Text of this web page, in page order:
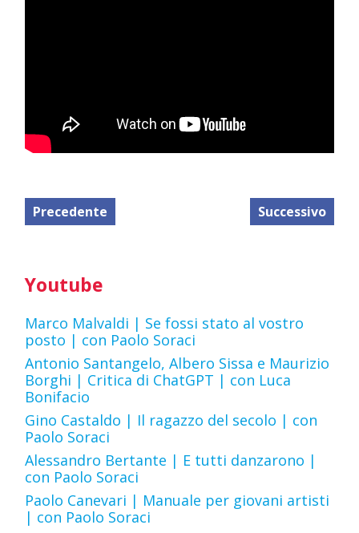
Precedente Successivo
Youtube
Marco Malvaldi | Se fossi stato al vostro
posto | con Paolo Soraci
Antonio Santangelo, Albero Sissa e Maurizio
Borghi | Critica di ChatGPT | con Luca
Bonifacio
Gino Castaldo | Il ragazzo del secolo | con
Paolo Soraci
Alessandro Bertante | E tutti danzarono |
con Paolo Soraci
Paolo Canevari | Manuale per giovani artisti
| con Paolo Soraci